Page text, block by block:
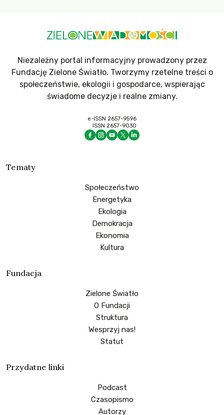
Niezależny portal informacyjny prowadzony przez
Fundację Zielone Światło. Tworzymy rzetelne treści o
społeczeństwie, ekologii i gospodarce, wspierając
świadome decyzje i realne zmiany.
e-ISSN 2657-9596
ISSN 2657-9030
Tematy
Społeczeństwo
Energetyka
Ekologia
Demokracja
Ekonomia
Kultura
Fundacja
Zielone Światło
O Fundacji
Struktura
Wesprzyj nas!
Statut
Przydatne linki
Podcast
Czasopismo
Autorzy